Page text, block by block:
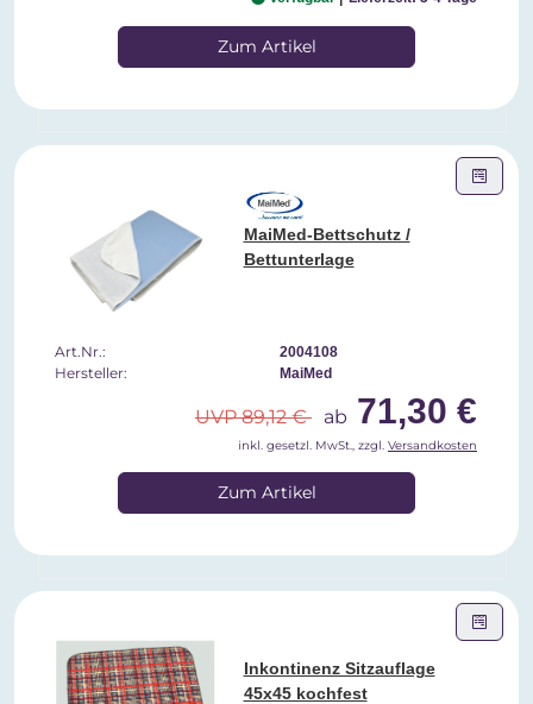
Zum Artikel
MaiMed-Bettschutz /
Bettunterlage
Art.Nr.: 2004108
Hersteller: MaiMed
UVP 89,12 € ab 71,30 €
inkl. gesetzl. MwSt., zzgl. Versandkosten
Zum Artikel
Inkontinenz Sitzauflage
45x45 kochfest